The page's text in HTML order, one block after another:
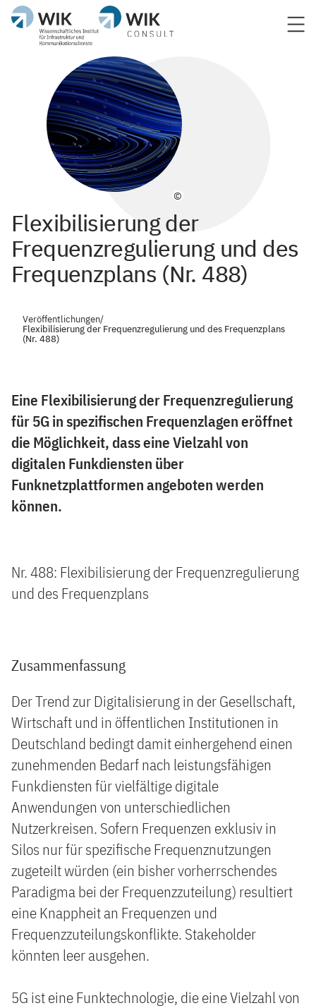
©
Flexibilisierung der
Frequenzregulierung und des
Frequenzplans (Nr. 488)
Veröffentlichungen/
Flexibilisierung der Frequenzregulierung und des Frequenzplans
(Nr. 488)
Eine Flexibilisierung der Frequenzregulierung
für 5G in spezifischen Frequenzlagen eröffnet
die Möglichkeit, dass eine Vielzahl von
digitalen Funkdiensten über
Funknetzplattformen angeboten werden
können.
Nr. 488: Flexibilisierung der Frequenzregulierung
und des Frequenzplans
Zusammenfassung
Der Trend zur Digitalisierung in der Gesellschaft,
Wirtschaft und in öffentlichen Institutionen in
Deutschland bedingt damit einhergehend einen
zunehmenden Bedarf nach leistungsfähigen
Funkdiensten für vielfältige digitale
Anwendungen von unterschiedlichen
Nutzerkreisen. Sofern Frequenzen exklusiv in
Silos nur für spezifische Frequenznutzungen
zugeteilt würden (ein bisher vorherrschendes
Paradigma bei der Frequenzzuteilung) resultiert
eine Knappheit an Frequenzen und
Frequenzzuteilungskonflikte. Stakeholder
könnten leer ausgehen.
5G ist eine Funktechnologie, die eine Vielzahl von